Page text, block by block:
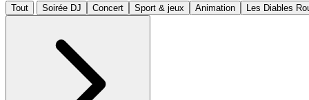
Tout Soirée DJ Concert Sport & jeux Animation Les Diables